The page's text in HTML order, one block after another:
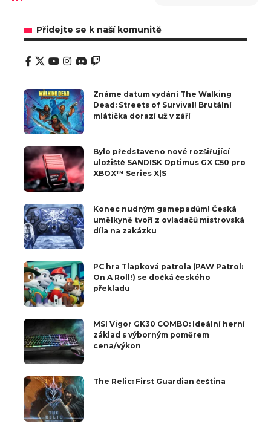
Přidejte se k naší komunitě
Známe datum vydání The Walking
Dead: Streets of Survival! Brutální
mlátička dorazí už v září
Bylo představeno nové rozšiřující
uložiště SANDISK Optimus GX C50 pro
XBOX™ Series X|S
Konec nudným gamepadům! Česká
umělkyně tvoří z ovladačů mistrovská
díla na zakázku
PC hra Tlapková patrola (PAW Patrol:
On A Roll!) se dočká českého
překladu
MSI Vigor GK30 COMBO: Ideální herní
základ s výborným poměrem
cena/výkon
The Relic: First Guardian čeština